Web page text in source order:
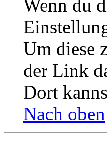
Wenn du
Um diese
der Link
Dort
Nach oben